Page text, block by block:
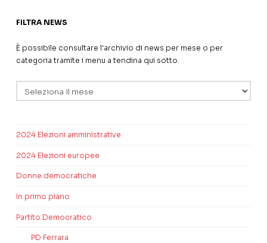
FILTRA NEWS
È possibile consultare l'archivio di news per mese o per
categoria tramite i menu a tendina qui sotto.
2024 Elezioni amministrative
2024 Elezioni europee
Donne democratiche
In primo piano
Partito Democratico
PD Ferrara